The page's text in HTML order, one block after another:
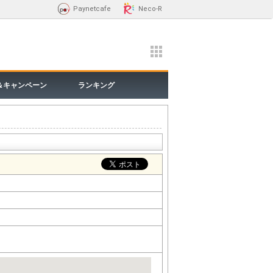
Paynetcafe Neco-R
キャンペーン ランキング